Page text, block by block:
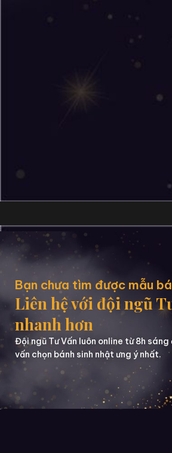
Bạn chưa tìm được mẫu
Liên hệ với đội ngũ
nhanh hơn
Đội ngũ Tư Vấn luôn online từ 8h
vấn chọn bánh sinh nhật ưng ý nhất.